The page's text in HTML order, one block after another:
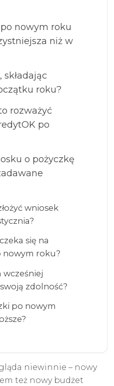
nowym roku
niż w
składając
roku?
rozważyć
po
o pożyczkę
wniosek
się na
nowym roku?
wcześniej
zdolność?
po nowym
niewinnie – nowy
też nowy budżet